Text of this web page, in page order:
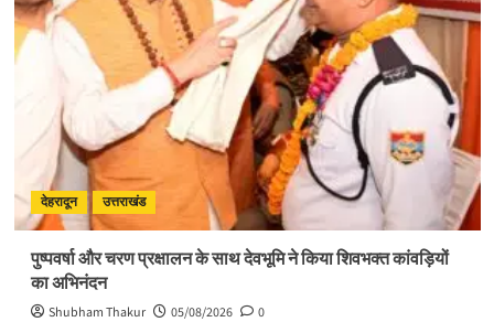
ने
किया
मसूरी
विभिन्न
विकास
योजनाओं
का
–
शिलान्यास
देहरादून उत्तराखंड
पुष्पवर्षा और चरण प्रक्षालन के साथ देवभूमि ने किया शिवभक्त कांवड़ियों
का अभिनंदन
Shubham Thakur 05/08/2026
0